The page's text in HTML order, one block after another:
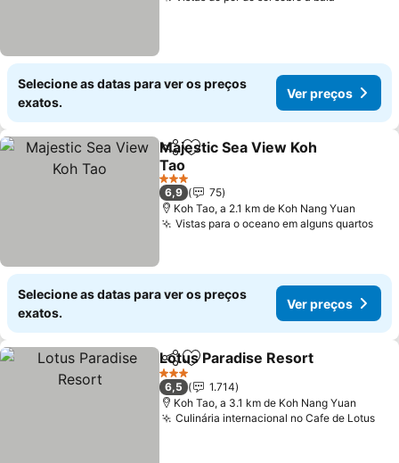
Selecione as datas para ver os preços
exatos.
Ver preços
PartilharAdicionar aos favoritos
Majestic Sea View Koh
Tao
3 Estrelas
6,9
75
Koh Tao, a 2.1 km de Koh Nang Yuan
Vistas para o oceano em alguns quartos
Selecione as datas para ver os preços
exatos.
Ver preços
PartilharAdicionar aos favoritos
Lotus Paradise Resort
3 Estrelas
6,5
1.714
Koh Tao, a 3.1 km de Koh Nang Yuan
Culinária internacional no Cafe de Lotus